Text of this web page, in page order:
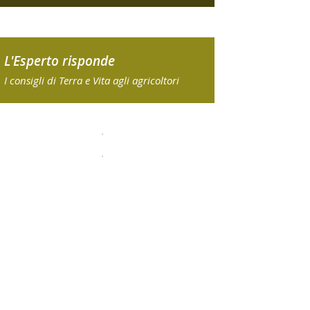
L'Esperto risponde
I consigli di Terra e Vita agli agricoltori